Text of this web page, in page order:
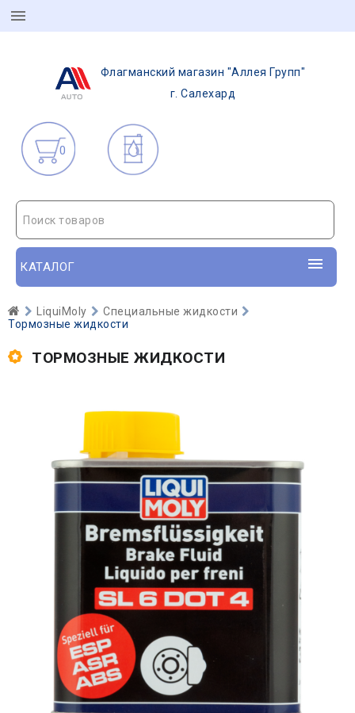
Флагманский магазин "Аллея Групп"
г. Салехард
0
Поиск товаров
КАТАЛОГ
LiquiMoly
Специальные жидкости
Тормозные жидкости
ТОРМОЗНЫЕ ЖИДКОСТИ